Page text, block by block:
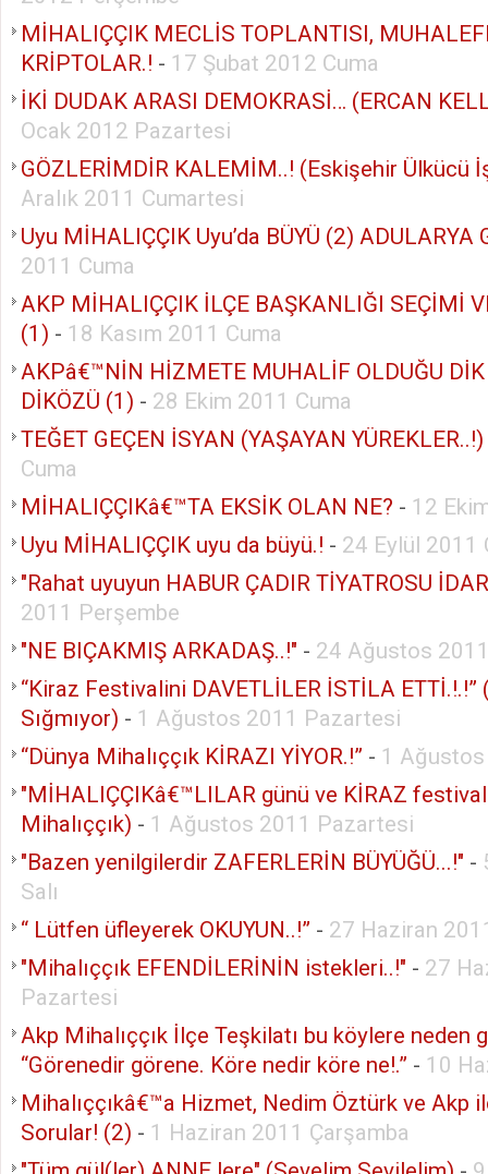
MİHALIÇÇIK MECLİS TOPLANTISI,
KRİPTOLAR.! - 17 Şubat 2012 Cuma
İKİ DUDAK ARASI DEMOKRASİ… (ERCAN
Ocak 2012 Pazartesi
GÖZLERİMDİR KALEMİM..! (Eskişehir Ülkücü
Aralık 2011 Cumartesi
Uyu MİHALIÇÇIK Uyu’da BÜYÜ (2) ADULARYA
2011 Cuma
AKP MİHALIÇÇIK İLÇE BAŞKANLIĞI SEÇİMİ
(1) - 18 Kasım 2011 Cuma
AKPâ€™NİN HİZMETE MUHALİF OLDUĞU DİK
DİKÖZÜ (1) - 28 Ekim 2011 Cuma
TEĞET GEÇEN İSYAN (YAŞAYAN YÜREKLER..!)
Cuma
MİHALIÇÇIKâ€™TA EKSİK OLAN NE? - 12
Uyu MİHALIÇÇIK uyu da büyü.! - 24 Eylül 2011
"Rahat uyuyun HABUR ÇADIR TİYATROSU
2011 Perşembe
"NE BIÇAKMIŞ ARKADAŞ..!" - 24 Ağustos
“Kiraz Festivalini DAVETLİLER İSTİLA ETTİ.!.!”
Sığmıyor) - 1 Ağustos 2011 Pazartesi
“Dünya Mihalıççık KİRAZI YİYOR.!” - 1
"MİHALIÇÇIKâ€™LILAR günü ve KİRAZ
Mihalıççık) - 1 Ağustos 2011 Pazartesi
"Bazen yenilgilerdir ZAFERLERİN BÜYÜĞÜ...!" -
Salı
“ Lütfen üfleyerek OKUYUN..!” - 27 Haziran
"Mihalıççık EFENDİLERİNİN istekleri..!" - 27
Pazartesi
Akp Mihalıççık İlçe Teşkilatı bu köylere neden
“Görenedir görene. Köre nedir köre ne!.” - 10
Mihalıççıkâ€™a Hizmet, Nedim Öztürk ve Akp
Sorular! (2) - 1 Haziran 2011 Çarşamba